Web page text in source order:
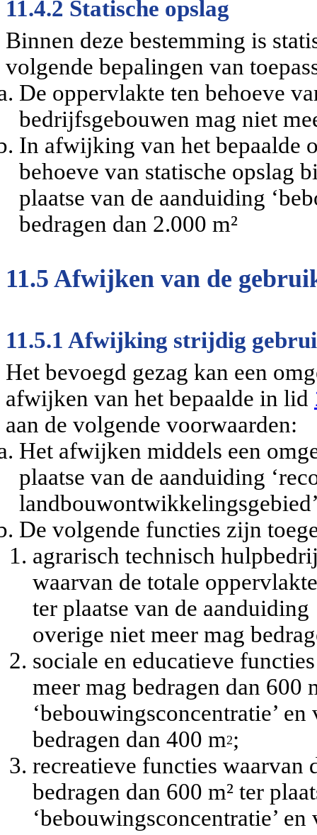
11.4.2 Statische opslag
Binnen deze bestemming is
volgende bepalingen van
De oppervlakte ten behoeve
bedrijfsgebouwen mag niet
In afwijking van het bepaalde
behoeve van statische opslag
plaatse van de aanduiding
bedragen dan 2.000 m²
11.5 Afwijken van de
11.5.1 Afwijking strijdig
Het bevoegd gezag kan een
afwijken van het bepaalde in lid
aan de volgende voorwaarden:
Het afwijken middels een
plaatse van de aanduiding
De volgende functies zijn
agrarisch technisch
waarvan de totale
ter plaatse van de
overige niet meer mag
sociale en educatieve
meer mag bedragen dan 600
‘bebouwingsconcentratie’
bedragen dan 400 m2;
recreatieve functies waarvan
bedragen dan 600 m² ter
‘bebouwingsconcentratie’